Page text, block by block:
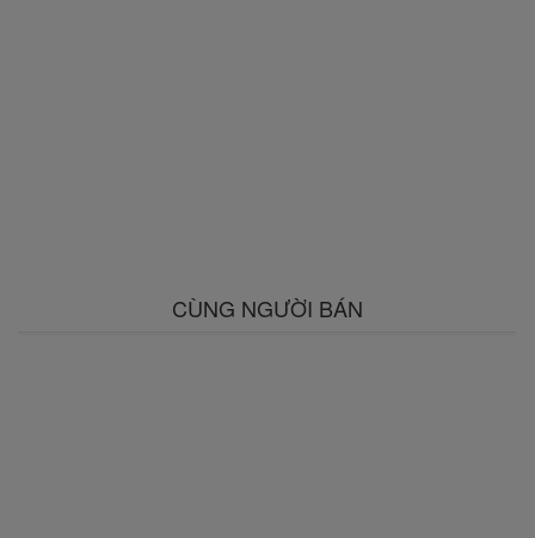
CÙNG NGƯỜI BÁN